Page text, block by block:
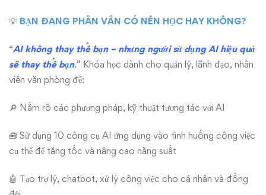
OFFICE
–
ỨNG
DỤNG
AI
TRONG
CÔNG
💡 BẠN ĐANG PHÂN VÂN CÓ NÊN HỌC HAY KHÔNG?
“AI không thay thế bạn – nhưng người sử dụng AI hiệu quả
sẽ thay thế bạn.” Khóa học dành cho quản lý, lãnh đạo, nhân
viên văn phòng để:
🔎 Nắm rõ các phương pháp, kỹ thuật tương tác với AI
🧰 Sử dụng 10 công cụ AI ứng dụng vào tình huống công việc
cụ thể để tăng tốc và nâng cao năng suất
🤖 Tạo trợ lý, chatbot, xử lý công việc cho cá nhân và đồng